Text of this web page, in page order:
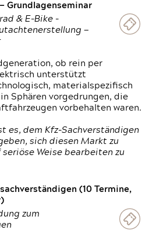
Grundlagenseminar
& E-Bike -
—
ob rein per
unterstützt
materialspezifisch
Sphären vorgedrungen, die
vorbehalten waren.
es, dem Kfz-Sachverständigen
sich diesen Markt zu
Weise bearbeiten zu
(10 Termine,
zum